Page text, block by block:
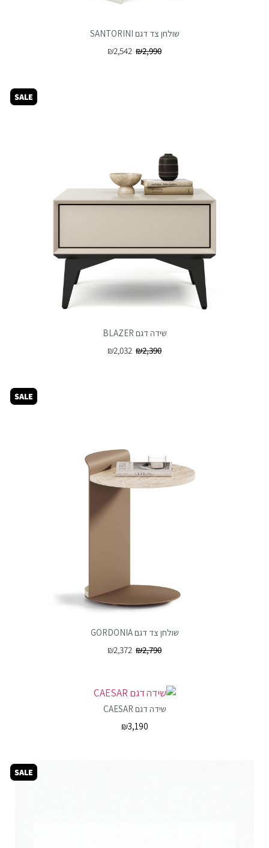
שולחן צד דגם SANTORINI
₪2,990
₪2,542
שידה דגם BLAZER
₪2,390
₪2,032
SALE
שולחן צד דגם GORDONIA
₪2,790
₪2,372
SALE
שידה דגם CAESAR
₪3,190
SALE